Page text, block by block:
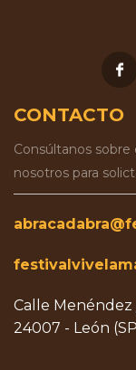
CONTACTO
Consúltanos
nosotros para
Calle Menéndez
24007 - León